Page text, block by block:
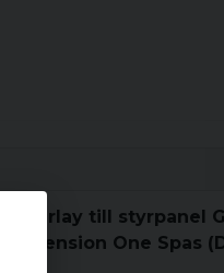
Overlay till styrpanel
Dimension One Spas